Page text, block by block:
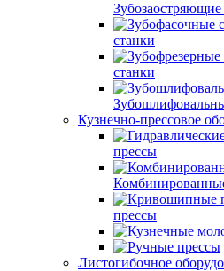
Зубозаостряющие
станки
станки
Кузнечно-прессовое
прессы
прессы
Листогибочное